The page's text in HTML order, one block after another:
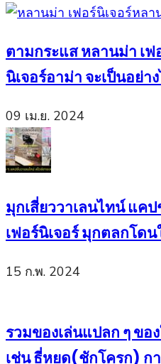
ตามกระแส หลานม่า เฟ
นิเจอร์อาม่า จะเป็นอย่า
09 เม.ย. 2024
มุกเสี่ยววาเลนไทน์ แค
เฟอร์นิเจอร์ มุกตลกโด
15 ก.พ. 2024
รวมของเล่นแปลก ๆ ข
เช่น ธี่หยด(ชักโครก) ก